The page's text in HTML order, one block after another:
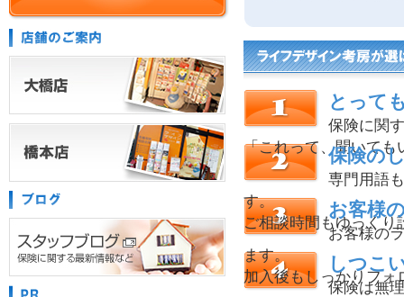
とって
保険に関
「これって、聞いても
保険の
専門用語
す。
ご相談時間もゆっく
お客様
お客様の
ます。
加入後もしっかりフォ
しつこ
保険は無